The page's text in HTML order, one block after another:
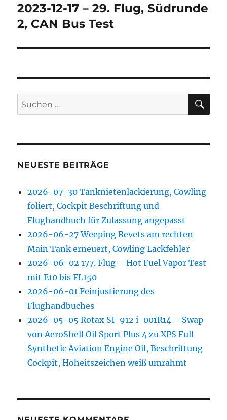
Nächster
Beitrag:
2023-12-17 – 29. Flug, Südrunde
2, CAN Bus Test
Suchen
nach:
NEUESTE BEITRÄGE
2026-07-30 Tanknietenlackierung, Cowling
foliert, Cockpit Beschriftung und
Flughandbuch für Zulassung angepasst
2026-06-27 Weeping Revets am rechten
Main Tank erneuert, Cowling Lackfehler
2026-06-02 177. Flug – Hot Fuel Vapor Test
mit E10 bis FL150
2026-06-01 Feinjustierung des
Flughandbuches
2026-05-05 Rotax SI-912 i-001R14 – Swap
von AeroShell Oil Sport Plus 4 zu XPS Full
Synthetic Aviation Engine Oil, Beschriftung
Cockpit, Hoheitszeichen weiß umrahmt